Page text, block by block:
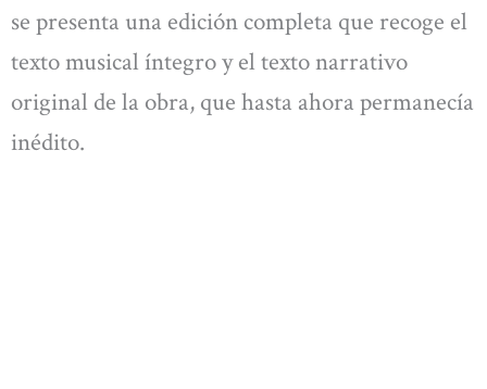
se presenta una edición completa que recoge el
texto musical íntegro y el texto narrativo
original de la obra, que hasta ahora permanecía
inédito.